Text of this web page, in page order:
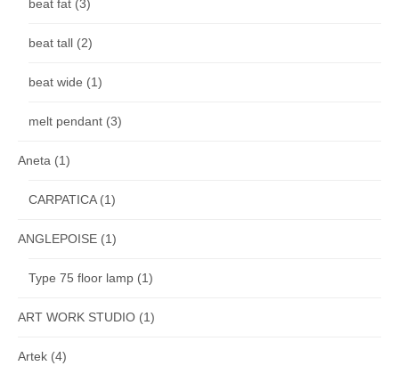
beat fat (3)
beat tall (2)
beat wide (1)
melt pendant (3)
Aneta (1)
CARPATICA(1)
ANGLEPOISE (1)
Type 75 floor lamp (1)
ART WORK STUDIO (1)
Artek (4)